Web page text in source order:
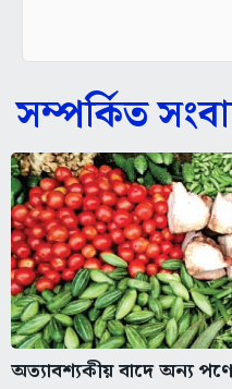
সম্পর্কিত
অত্যাবশ্যকীয় বাদে অন্য